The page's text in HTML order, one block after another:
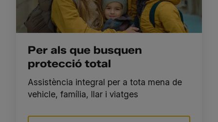
Per als que busquen
protecció total
Assistència integral per a tota mena de
vehicle, família, llar i viatges